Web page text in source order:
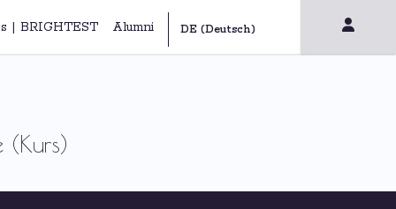
| BRIGHTEST Alumni